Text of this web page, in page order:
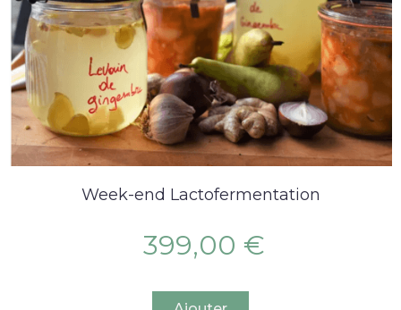
Week-end Lactofermentation
399,00 €